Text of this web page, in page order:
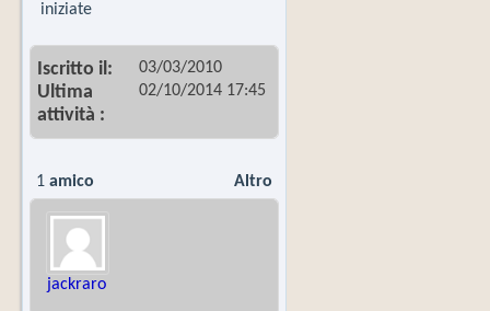
iniziate
Iscritto il 03/03/2010
Ultima
attività
02/10/2014 17:45
Altro
1 amico
jackraro